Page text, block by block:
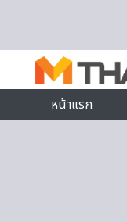
หน้าแรก